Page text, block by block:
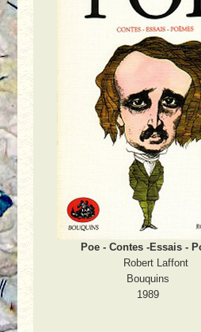
Poe - Contes -Essais -
Robert Laffont
Bouquins
1989